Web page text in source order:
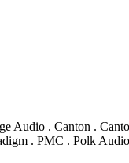
Audio . Canton .
. PMC . Polk